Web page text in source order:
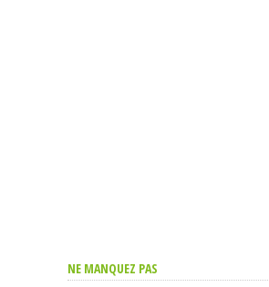
NE MANQUEZ PAS